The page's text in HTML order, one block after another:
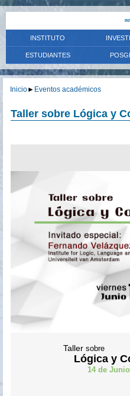
INSTITUTO
ESTUDIANTES
Inicio► Eventos académicos
Taller sobre Lógica y
Taller
Lógica y
14 de